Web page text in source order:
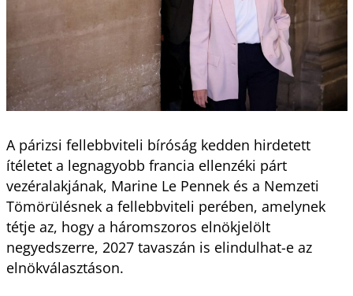
A párizsi fellebbviteli bíróság kedden hirdetett
ítéletet a legnagyobb francia ellenzéki párt
vezéralakjának, Marine Le Pennek és a Nemzeti
Tömörülésnek a fellebbviteli perében, amelynek
tétje az, hogy a háromszoros elnökjelölt
negyedszerre, 2027 tavaszán is elindulhat-e az
elnökválasztáson.